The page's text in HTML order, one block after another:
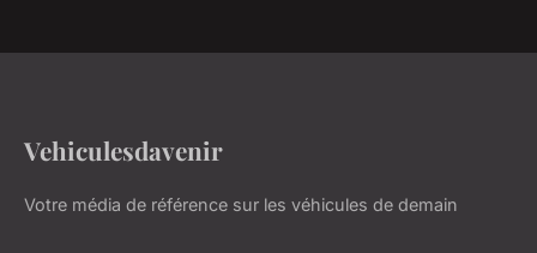
Vehiculesdavenir
Votre média de référence sur les véhicules de demain